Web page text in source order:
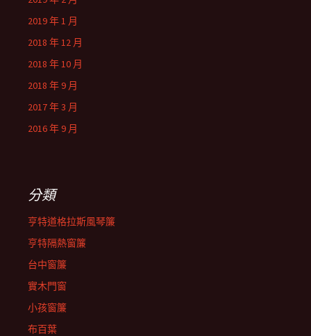
2019 年 1 月
2018 年 12 月
2018 年 10 月
2018 年 9 月
2017 年 3 月
2016 年 9 月
分類
亨特道格拉斯風琴簾
亨特隔熱窗簾
台中窗簾
實木門窗
小孩窗簾
布百葉